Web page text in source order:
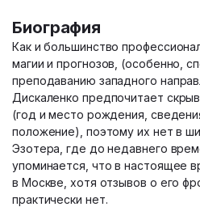
Биография
Как и большинство
магии и прогнозов, (особенно,
преподаванию западного
Дискаленко предпочитает
(год и место рождения,
положение), поэтому их нет в
Эзотера, где до недавнего
упоминается, что в настоящее
в Москве, хотя отзывов о его
практически нет.